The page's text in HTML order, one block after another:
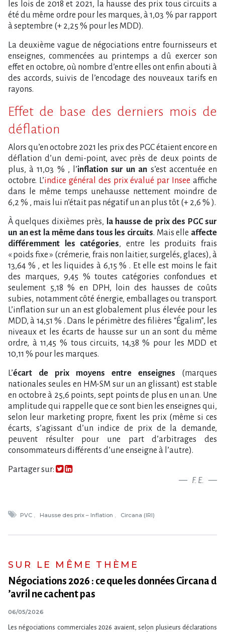
les lois de 2018 et 2021, la hausse des prix tous circuits a
été du même ordre pour les marques, à 1,03 % par rapport
à septembre (+ 2,25 % pour les MDD).
La deuxième vague de négociations entre fournisseurs et
enseignes, commencées au printemps a dû exercer son
effet en octobre, où nombre d’entre elles ont enfin abouti à
des accords, suivis de l’encodage des nouveaux tarifs en
rayons.
Effet de base des derniers mois de
déflation
Alors qu’en octobre 2021 les prix des PGC étaient encore en
déflation d’un demi-point, avec près de deux points de
plus, à 11,03 % , l’inflation sur un an s’est accentuée en
octobre. L’indice général des prix évalué par Insee affiche
dans le même temps unehausse nettement moindre de
6,2 % , mais lui n’était pas négatif un an plus tôt (+ 2,6 % ).
À quelques dixièmes près,
la hausse de prix des PGC sur
un an est la même dans tous les circuits. Mais elle affecte
différemment les catégories, entre les produits frais
« poids fixe » (crémerie, frais non laitier, surgelés, glaces), à
13,64 % , et les liquides à 6,15 % . Et elle est moins le fait
des marques, 9,45 % toutes catégories confondues et
seulement 5,18 % en DPH, loin des hausses de coûts
subies, notamment côté énergie, emballages ou transport.
L’inflation sur un an est globalement plus élevée pour les
MDD, à 14,51 % . Dans le périmètre des filières “Égalim”, les
niveaux et les écarts de hausse sur un an sont du même
ordre, à 11,45 % tous circuits, 14,38 % pour les MDD et
10,11 % pour les marques.
L’écart de prix moyens entre enseignes (marques
nationales seules en HM-SM sur un an glissant) est stable
en octobre à 25,6 points, sept points de plus en un an. Une
amplitude qui rappelle que ce sont bien les enseignes qui,
selon leur marketing propre, fixent les prix (même si ces
écarts, s’agissant d’un indice de prix de la demande,
peuvent résulter pour une part d’arbitrages des
consommateurs différents d’une enseigne à l’autre).
Partager sur:
F. E.
PVC Hausse des prix – Inflation Circana (IRI)
SUR LE MÊME THÈME
Négociations 2026 : ce que les données Circana d​
‌’avril ne cachent pas
06/05/2026
Les négociations commerciales 2026 avaient, selon plusieurs déclarations